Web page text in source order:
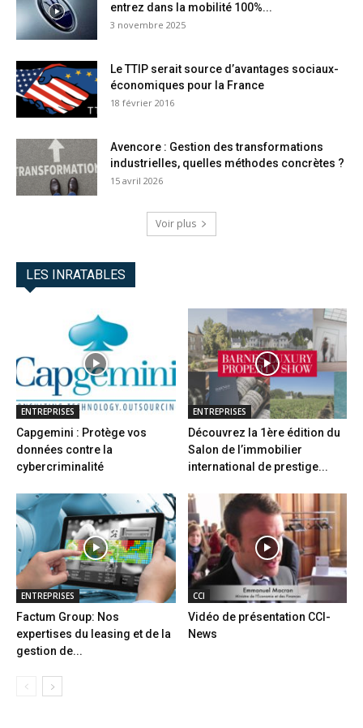
entrez dans la mobilité 100%...
3 novembre 2025
Le TTIP serait source d’avantages sociaux-
économiques pour la France
18 février 2016
Avencore : Gestion des transformations
industrielles, quelles méthodes concrètes ?
15 avril 2026
Voir plus
LES INRATABLES
ENTREPRISES
Capgemini : Protège vos
données contre la
cybercriminalité
ENTREPRISES
Découvrez la 1ère édition du
Salon de l’immobilier
international de prestige...
ENTREPRISES
Factum Group: Nos
expertises du leasing et de la
gestion de...
CCI
Vidéo de présentation CCI-
News